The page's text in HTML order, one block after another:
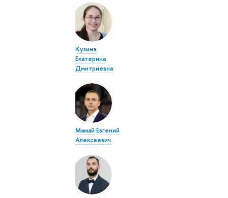
Кузина
Екатерина
Дмитриевна
Мамай Евгений
Алексеевич